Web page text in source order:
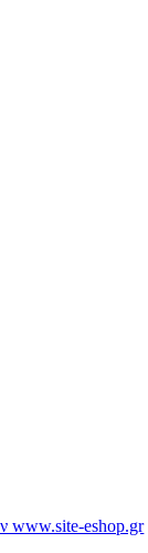
www.site-eshop.gr